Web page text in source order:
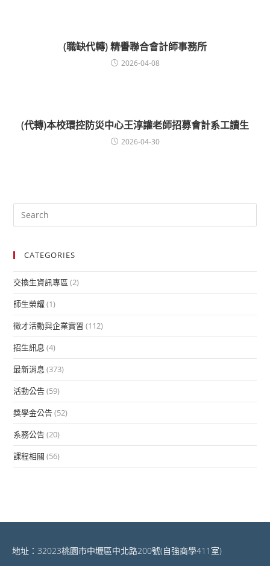
(職缺代轉) 精譽聯合會計師事務所
2026-04-08
(代轉)本校環控防災中心王淳讙老師招募會計系工讀生
2026-04-30
CATEGORIES
交換生資訊專區 (2)
師生榮耀(1)
徵才活動與企業實習 (112)
招生訊息 (4)
最新消息 (373)
活動公告(59)
獎學金公告(52)
系務公告(20)
課程相關 (56)
地址：32023桃園市中壢區中北路200號(自強商學411室)